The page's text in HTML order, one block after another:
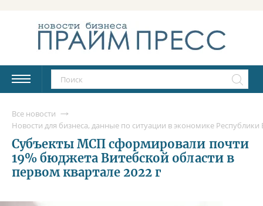
Все новости
Новости для бизнеса, данные по ситуации в экономике
Субъекты МСП сформировали почти
19% бюджета Витебской области в
первом квартале 2022 г